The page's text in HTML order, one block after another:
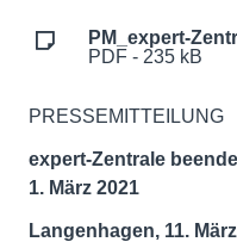
PM_expert-
PDF - 235 kB
PRESSEMITTEILUNG
expert-Zentrale
1. März 2021
Langenhagen, 11.